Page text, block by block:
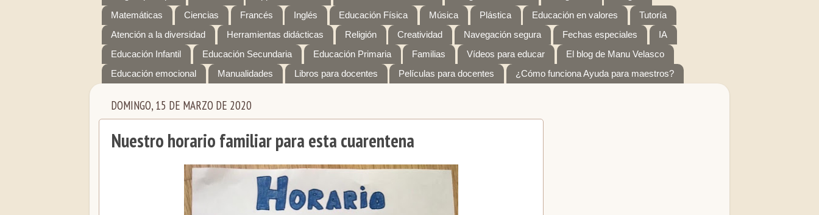
Matemáticas
Ciencias Francés Inglés Educación Física Música Plástica Educación en valores
Tutoría
Atención a la diversidad
Herramientas didácticas Religión Creatividad Navegación segura Fechas especiales
IA
Educación Infantil
Educación Secundaria Educación Primaria Familias Vídeos para educar
El blog de Manu Velasco
Educación emocional
Manualidades Libros para docentes Películas para docentes ¿Cómo funciona Ayuda para maestros?
DOMINGO, 15 DE MARZO DE 2020
Nuestro horario familiar para esta cuarentena